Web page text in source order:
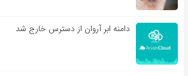
دامنه ابر آروان از دسترس خارج شد